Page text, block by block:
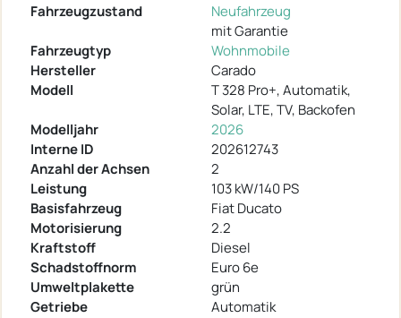
Fahrzeugzustand
Neufahrzeug
mit Garantie
Fahrzeugtyp
Wohnmobile
Hersteller
Carado
Modell
T 328 Pro+, Automatik,
Solar, LTE, TV, Backofen
Modelljahr
2026
Interne ID
202612743
Anzahl der Achsen
2
Leistung
103 kW/140 PS
Basisfahrzeug
Fiat Ducato
Motorisierung
2.2
Kraftstoff
Diesel
Schadstoffnorm
Euro 6e
Umweltplakette
grün
Getriebe
Automatik